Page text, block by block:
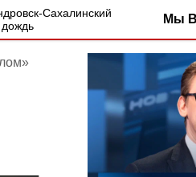
Сахалинский
дождь Мы